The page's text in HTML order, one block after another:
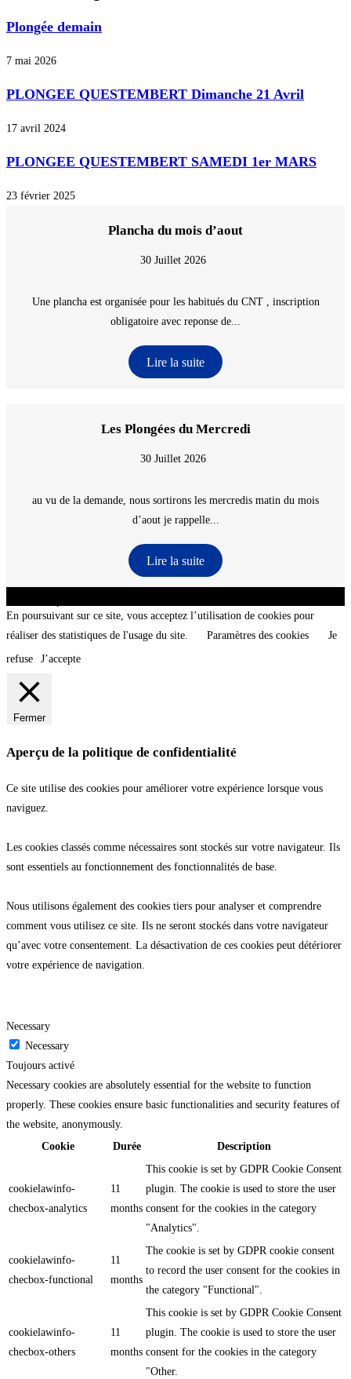
Plongée demain
7 mai 2026
PLONGEE QUESTEMBERT Dimanche 21 Avril
17 avril 2024
PLONGEE QUESTEMBERT SAMEDI 1er MARS
23 février 2025
Plancha du mois d’aout
30 Juillet 2026
Une plancha est organisée pour les habitués du CNT , inscription
obligatoire avec reponse de...
Lire la suite
Les Plongées du Mercredi
30 Juillet 2026
au vu de la demande, nous sortirons les mercredis matin du mois
d’aout je rappelle...
Lire la suite
En poursuivant sur ce site, vous acceptez l’utilisation de cookies pour
réaliser des statistiques de l'usage du site.
Paramètres des cookies
Je
refuse
J’accepte
Fermer
Aperçu de la politique de confidentialité
Ce site utilise des cookies pour améliorer votre expérience lorsque vous
naviguez.
Les cookies classés comme nécessaires sont stockés sur votre navigateur. Ils
sont essentiels au fonctionnement des fonctionnalités de base.
Nous utilisons également des cookies tiers pour analyser et comprendre
comment vous utilisez ce site. Ils ne seront stockés dans votre navigateur
qu’avec votre consentement. La désactivation de ces cookies peut détériorer
votre expérience de navigation.
Necessary
Necessary
Toujours activé
Necessary cookies are absolutely essential for the website to function
properly. These cookies ensure basic functionalities and security features of
the website, anonymously.
Cookie
Durée Description
cookielawinfo-
checbox-analytics
11
months
This cookie is set by GDPR Cookie Consent
plugin. The cookie is used to store the user
consent for the cookies in the category
"Analytics".
cookielawinfo-
checbox-functional
11
months
The cookie is set by GDPR cookie consent
to record the user consent for the cookies in
the category "Functional".
cookielawinfo-
checbox-others
11
months
This cookie is set by GDPR Cookie Consent
plugin. The cookie is used to store the user
consent for the cookies in the category
"Other.